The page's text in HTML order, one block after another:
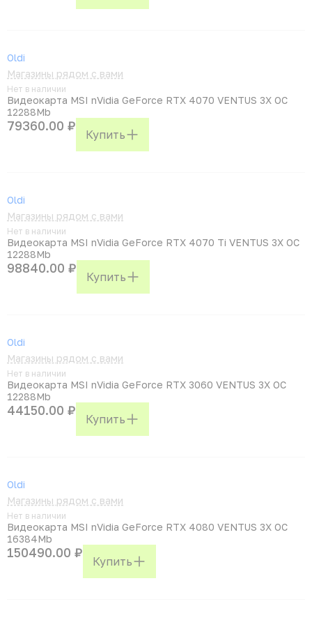
Oldi
Магазины рядом с вами
Нет в наличии
Видеокарта MSI nVidia GeForce RTX 4070 VENTUS 3X OC
12288Mb
79360.00 ₽
Купить
Oldi
Магазины рядом с вами
Нет в наличии
Видеокарта MSI nVidia GeForce RTX 4070 Ti VENTUS 3X OC
12288Mb
98840.00 ₽
Купить
Oldi
Магазины рядом с вами
Нет в наличии
Видеокарта MSI nVidia GeForce RTX 3060 VENTUS 3X OC
12288Mb
44150.00 ₽
Купить
Oldi
Магазины рядом с вами
Нет в наличии
Видеокарта MSI nVidia GeForce RTX 4080 VENTUS 3X OC
16384Mb
150490.00 ₽
Купить